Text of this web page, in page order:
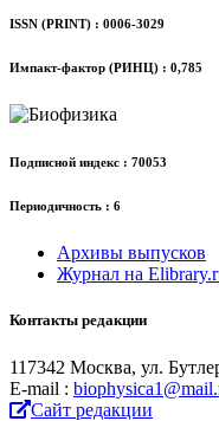
ISSN (PRINT) : 0006-3029
Импакт-фактор (РИНЦ) : 0,785
Подписной индекс : 70053
Периодичность : 6
Архивы выпусков
Журнал на
Контакты редакции
117342 Москва, ул.
Е-mail :
Сайт редакции